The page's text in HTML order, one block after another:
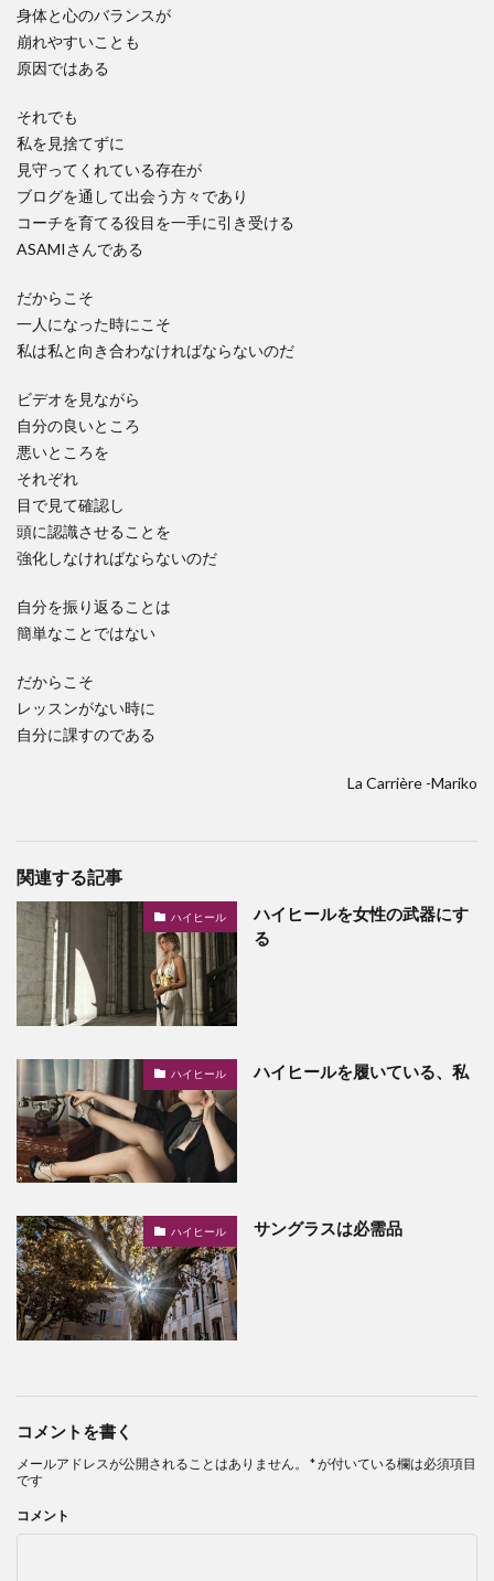
身体と心のバランスが
崩れやすいことも
原因ではある
それでも
私を見捨てずに
見守ってくれている存在が
ブログを通して出会う方々であり
コーチを育てる役目を一手に引き受ける
ASAMIさんである
だからこそ
一人になった時にこそ
私は私と向き合わなければならないのだ
ビデオを見ながら
自分の良いところ
悪いところを
それぞれ
目で見て確認し
頭に認識させることを
強化しなければならないのだ
自分を振り返ることは
簡単なことではない
だからこそ
レッスンがない時に
自分に課すのである
La Carrière -Mariko
関連する記事
ハイヒール
ハイヒールを女性の武器にす
る
ハイヒール ハイヒールを履いている、私
ハイヒール サングラスは必需品
コメントを書く
メールアドレスが公開されることはありません。 *が付いている欄は必須項目
です
コメント